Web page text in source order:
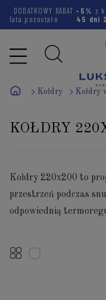
DODATKOWY RABAT -5% z
lata pozostało
45 dni
Kołdry Kołdry
KOŁDRY
Kołdry 220x200 to
przestrzeń podczas
odpowiednią